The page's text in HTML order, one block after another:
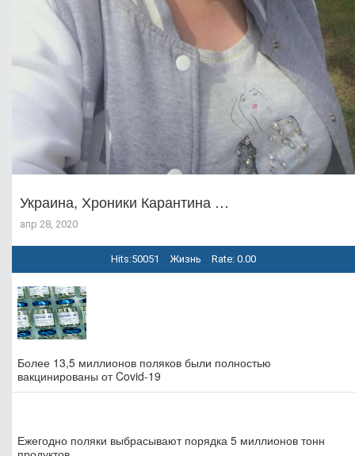
Украина, Хроники Карантина …
апр 28, 2020
Hits:50051 Жизнь Rate: 0.00
Более 13,5 миллионов поляков были полностью
вакцинированы от Covid-19
Ежегодно поляки выбрасывают порядка 5 миллионов тонн